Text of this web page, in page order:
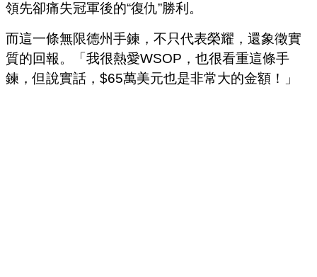
領先卻痛失冠軍後的“復仇”勝利。
而這一條無限德州手鍊，不只代表榮耀，還象徵實
質的回報。「我很熱愛WSOP，也很看重這條手
鍊，但說實話，$65萬美元也是非常大的金額！」